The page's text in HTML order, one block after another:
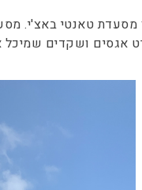
טאנטי באצ'י.
אגסים ושקדים שמיכל